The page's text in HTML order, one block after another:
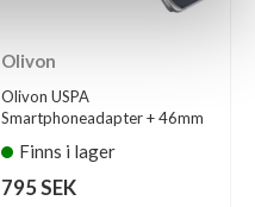
Olivon
Olivon USPA
Smartphoneadapter + 46mm
Finns i lager
795 SEK